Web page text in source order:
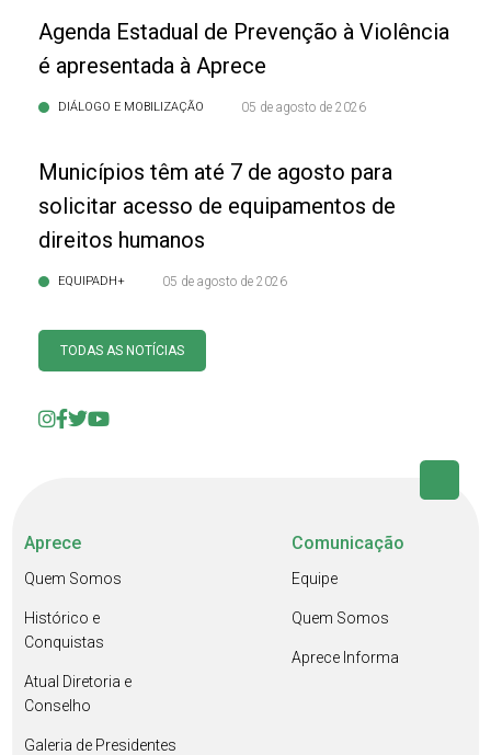
Agenda Estadual de Prevenção à Violência
é apresentada à Aprece
DIÁLOGO E MOBILIZAÇÃO 05 de agosto de 2026
Municípios têm até 7 de agosto para
solicitar acesso de equipamentos de
direitos humanos
EQUIPADH+ 05 de agosto de 2026
TODAS AS NOTÍCIAS
Aprece
Quem Somos
Histórico e
Conquistas
Atual Diretoria e
Conselho
Galeria de Presidentes
Comunicação
Equipe
Quem Somos
Aprece Informa